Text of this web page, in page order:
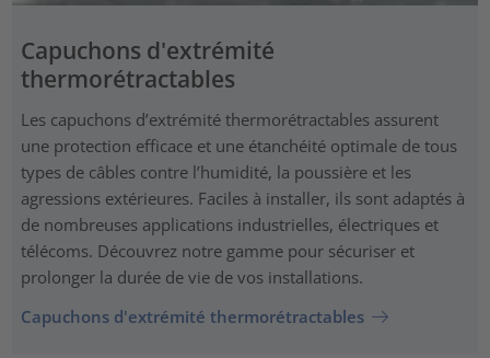
Capuchons d'extrémité
thermorétractables
Les capuchons d’extrémité thermorétractables assurent
une protection efficace et une étanchéité optimale de tous
types de câbles contre l’humidité, la poussière et les
agressions extérieures. Faciles à installer, ils sont adaptés à
de nombreuses applications industrielles, électriques et
télécoms. Découvrez notre gamme pour sécuriser et
prolonger la durée de vie de vos installations.
Capuchons d'extrémité thermorétractables